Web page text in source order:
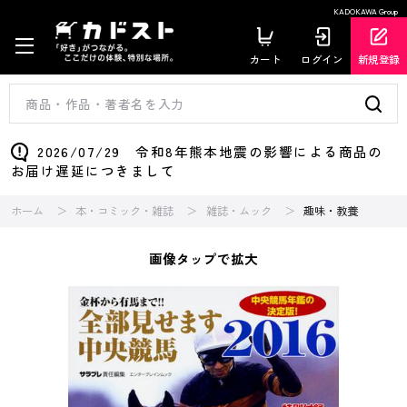
KADOKAWA Group
カート ログイン 新規登録
2026/07/29 令和8年熊本地震の影響による商品の
お届け遅延につきまして
ホーム 本・コミック・雑誌 雑誌・ムック 趣味・教養
画像タップで拡大